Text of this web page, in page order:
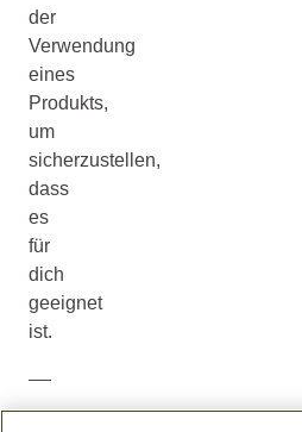
der
Verwendung
eines
Produkts,
um
sicherzustellen,
dass
es
für
dich
geeignet
ist.